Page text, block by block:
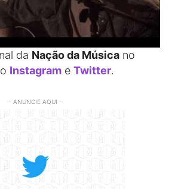
da Nação da Música no
Instagram e Twitter.
- ANUNCIE AQUI -